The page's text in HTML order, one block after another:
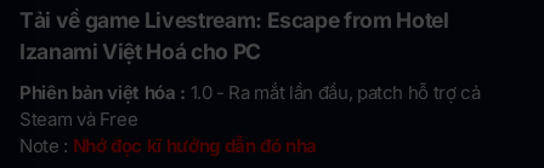
Tải về game Livestream: Escape from Hotel
Izanami Việt Hoá cho PC
Phiên bản việt hóa : 1.0 - Ra mắt lần đầu, patch hỗ trợ cả
Steam và Free
Note : Nhớ đọc kĩ hướng dẫn đó nha